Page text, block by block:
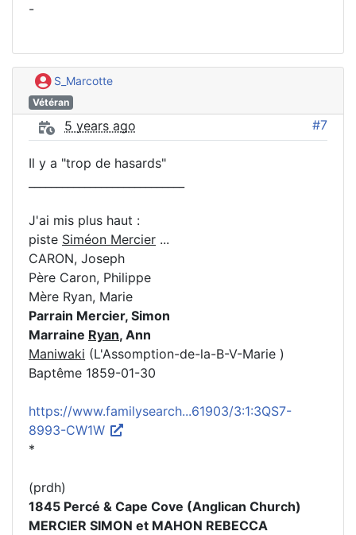
-
S_Marcotte
Vétéran
5 years ago #7
Il y a "trop de hasards"
J'ai mis plus haut :
piste Siméon Mercier ...
CARON, Joseph
Père Caron, Philippe
Mère Ryan, Marie
Parrain Mercier, Simon
Marraine Ryan, Ann
Maniwaki (L'Assomption-de-la-B-V-Marie )
Baptême 1859-01-30
https://www.familysearch...61903/3:1:3QS7-
8993-CW1W
*
(prdh)
1845 Percé & Cape Cove (Anglican Church)
MERCIER SIMON et MAHON REBECCA